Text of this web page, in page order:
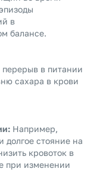
в
балансе.
в питании
сахара в крови
Например,
долгое стояние на
кровоток в
при изменении